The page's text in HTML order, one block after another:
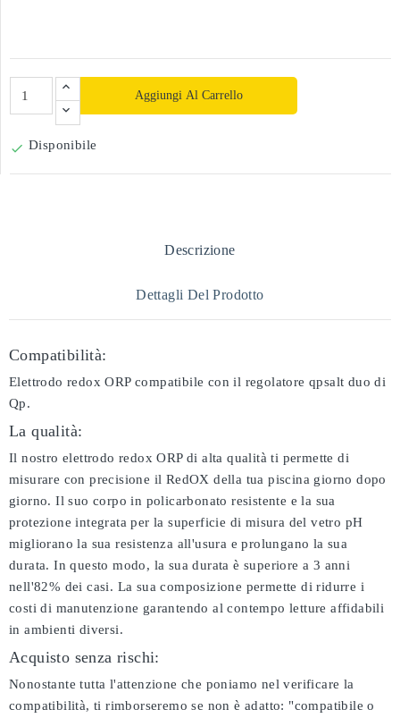
Aggiungi Al Carrello
 Disponibile
Descrizione
Dettagli Del Prodotto
Compatibilità:
Elettrodo redox ORP compatibile con il regolatore qpsalt duo di
Qp.
La qualità:
Il nostro elettrodo redox ORP di alta qualità ti permette di
misurare con precisione il RedOX della tua piscina giorno dopo
giorno. Il suo corpo in policarbonato resistente e la sua
protezione integrata per la superficie di misura del vetro pH
migliorano la sua resistenza all'usura e prolungano la sua
durata. In questo modo, la sua durata è superiore a 3 anni
nell'82% dei casi. La sua composizione permette di ridurre i
costi di manutenzione garantendo al contempo letture affidabili
in ambienti diversi.
Acquisto senza rischi:
Nonostante tutta l'attenzione che poniamo nel verificare la
compatibilità, ti rimborseremo se non è adatto: "compatibile o